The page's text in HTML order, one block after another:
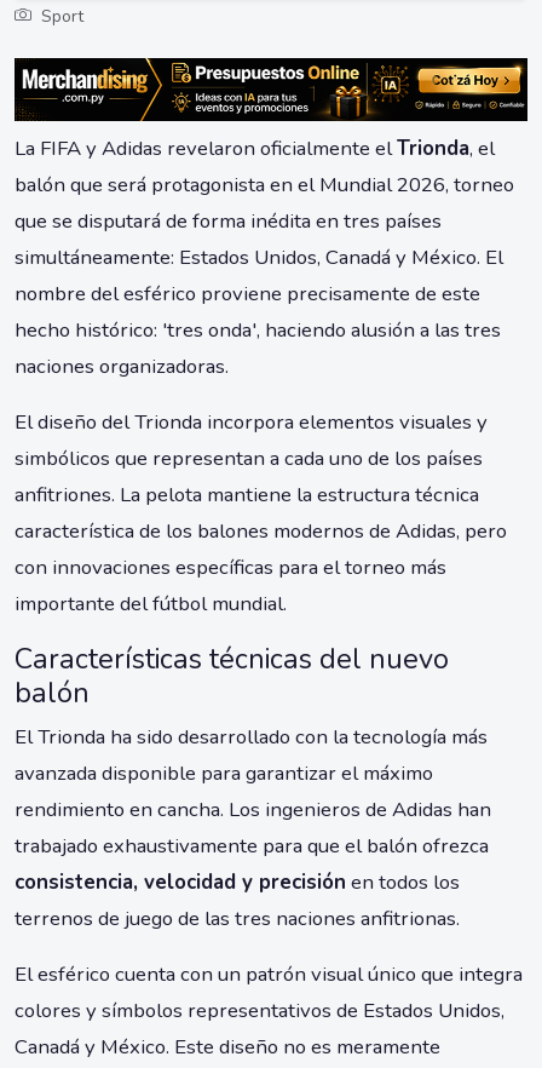
Sport
La FIFA y Adidas revelaron oficialmente elTrionda, el
balón que será protagonista en el Mundial 2026, torneo
que se disputará de forma inédita en tres países
simultáneamente: Estados Unidos, Canadá y México. El
nombre del esférico proviene precisamente de este
hecho histórico: 'tres onda', haciendo alusión a las tres
naciones organizadoras.
El diseño del Trionda incorpora elementos visuales y
simbólicos que representan a cada uno de los países
anfitriones. La pelota mantiene la estructura técnica
característica de los balones modernos de Adidas, pero
con innovaciones específicas para el torneo más
importante del fútbol mundial.
Características técnicas del nuevo
balón
El Trionda ha sido desarrollado con la tecnología más
avanzada disponible para garantizar el máximo
rendimiento en cancha. Los ingenieros de Adidas han
trabajado exhaustivamente para que el balón ofrezca
consistencia, velocidad y precisión en todos los
terrenos de juego de las tres naciones anfitrionas.
El esférico cuenta con un patrón visual único que integra
colores y símbolos representativos de Estados Unidos,
Canadá y México. Este diseño no es meramente